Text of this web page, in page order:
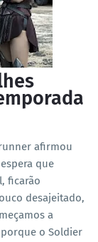
afirmou
que
ficarão
desajeitado,
a
o Soldier